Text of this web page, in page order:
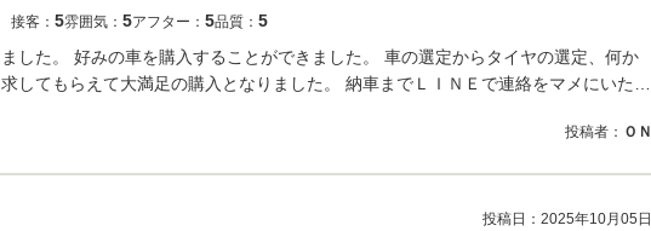
接客： 5雰囲気： 5アフター： 5品質： 5
した。 好みの車を購入することができました。 車の選定からタイヤの選定、何か
してもらえて大満足の購入となりました。 納車までＬＩＮＥで連絡をマメにいた…
投稿者： ＯＮ
投稿日： 2025年10月05日